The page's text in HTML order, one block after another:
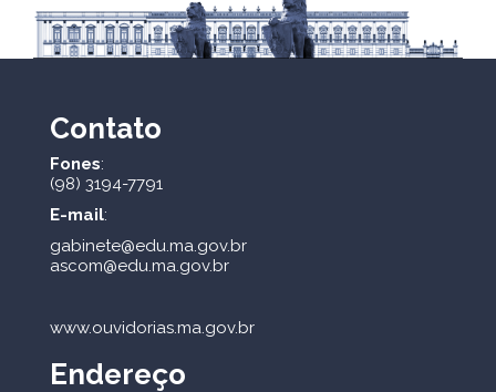
Contato
Fones:
(98) 3194-7791
E-mail:
gabinete@edu.ma.gov.br
ascom@edu.ma.gov.br
www.ouvidorias.ma.gov.br
Endereço